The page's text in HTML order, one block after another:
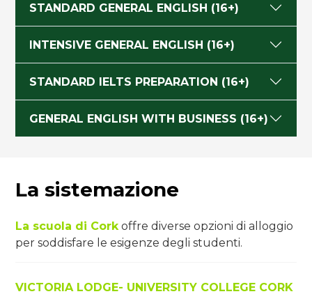
STANDARD GENERAL ENGLISH (16+)
INTENSIVE GENERAL ENGLISH (16+)
STANDARD IELTS PREPARATION (16+)
GENERAL ENGLISH WITH BUSINESS (16+)
La sistemazione
La scuola di Corkoffre diverse opzioni di alloggio
per soddisfare le esigenze degli studenti.
VICTORIA LODGE- UNIVERSITY COLLEGE CORK